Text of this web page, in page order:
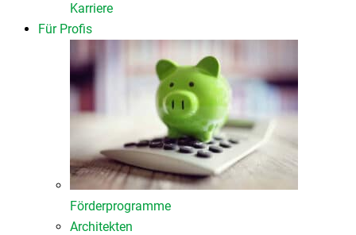
Karriere
Für Profis
Förderprogramme
Architekten